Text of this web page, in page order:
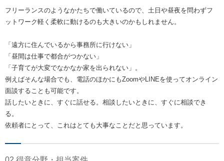
フリーランスのようなかたちで働いているので、土日や昼夜を問わずフ
ットワーク軽く柔軟に動けるのも大きいのかもしれません。
「遠方に住んでいるから事務所に行けない」
「昼間は仕事で都合がつかない」
「子育てが大変でなかなか家を出られない」。
例えばそんな場合でも、電話のほかにもZoomやLINEを使ってオンライン
面談することも可能です。
話したいときに、すぐに話せる。相談したいときに、すぐに相談でき
る。
依頼者にとって、これはとても大事なことだと思っています。